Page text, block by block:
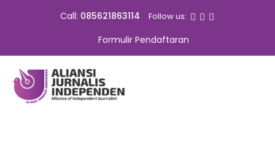
Call: 085621863114 Follow us:
Formulir Pendaftaran